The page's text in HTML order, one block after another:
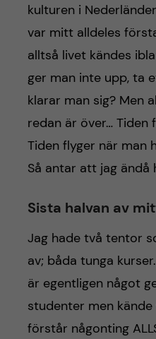
kulturen i
var mitt alldeles
alltså livet kändes
ger man inte upp, ta
klarar man sig? Men
redan är över… Tiden
Tiden flyger när man
Så antar att jag ändå
Sista halvan av
Jag hade två tentor
av; båda tunga
är egentligen något
studenter men
förstår någonting